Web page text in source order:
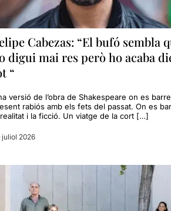
Cabezas: “El bufó sembla
digui mai res però ho acaba
“
versió de l’obra de Shakespeare on es
rabiós amb els fets del passat. On es
i la ficció. Un viatge de la cort […]
juliol 2026